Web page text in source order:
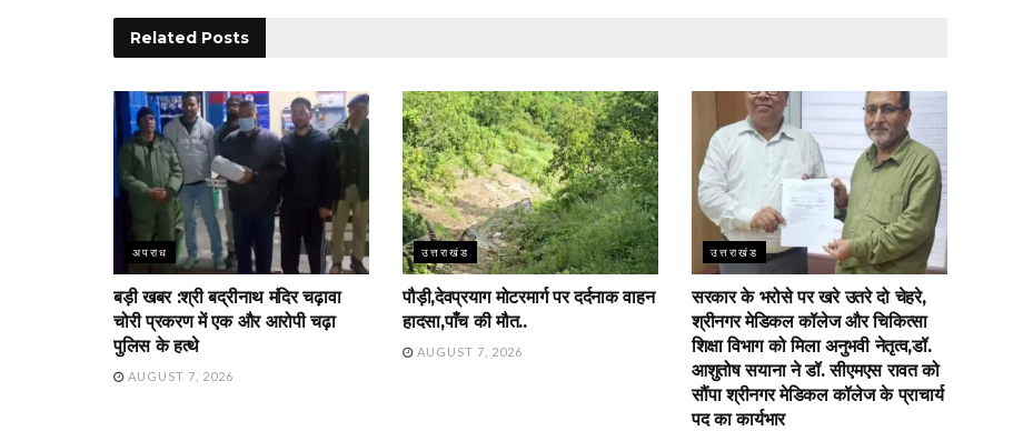
Related Posts
अपराध
बड़ी खबर :श्री बद्रीनाथ मंदिर चढ़ावा
चोरी प्रकरण में एक और आरोपी चढ़ा
पुलिस के हत्थे
AUGUST 7, 2026
उत्तराखंड
पौड़ी,देवप्रयाग मोटरमार्ग पर दर्दनाक वाहन
हादसा,पाँच की मौत..
AUGUST 7, 2026
उत्तराखंड
सरकार के भरोसे पर खरे उतरे दो चेहरे,
श्रीनगर मेडिकल कॉलेज और चिकित्सा
शिक्षा विभाग को मिला अनुभवी नेतृत्व,डॉ.
आशुतोष सयाना ने डॉ. सीएमएस रावत को
सौंपा श्रीनगर मेडिकल कॉलेज के प्राचार्य
पद का कार्यभार